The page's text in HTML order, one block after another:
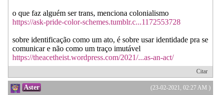
o que faz alguém ser trans, menciona colonialismo
https://ask-pride-color-schemes.tumblr.c...1172553728
sobre identificação como um ato, é sobre usar identidade pra se
comunicar e não como um traço imutável
https://theacetheist.wordpress.com/2021/...as-an-act/
Citar
(23-02-2021, 02:27 AM )
Aster